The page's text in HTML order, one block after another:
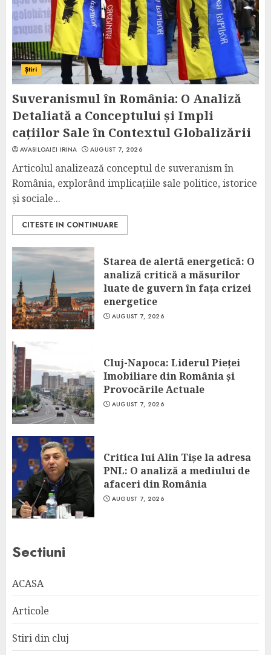
Știri
Suveranismul în România: O Analiză
Detaliată a Conceptului și Impli
cațiilor Sale în Contextul Globalizării
AVASILOAIEI IRINA AUGUST 7, 2026
Articolul analizează conceptul de suveranism în
România, explorând implicațiile sale politice, istorice
și sociale...
CITESTE IN CONTINUARE
Starea de alertă energetică: O
analiză critică a măsurilor
luate de guvern în fața crizei
energetice
AUGUST 7, 2026
Cluj-Napoca: Liderul Pieței
Imobiliare din România și
Provocările Actuale
AUGUST 7, 2026
Critica lui Alin Tișe la adresa
PNL: O analiză a mediului de
afaceri din România
AUGUST 7, 2026
Sectiuni
ACASA
Articole
Stiri din cluj